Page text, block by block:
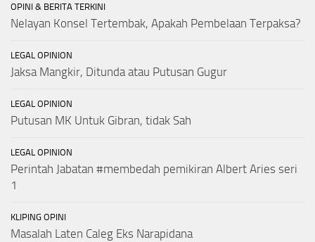
OPINI & BERITA TERKINI
Nelayan Konsel Tertembak, Apakah Pembelaan Terpaksa?
LEGAL OPINION
Jaksa Mangkir, Ditunda atau Putusan Gugur
LEGAL OPINION
Putusan MK Untuk Gibran, tidak Sah
LEGAL OPINION
Perintah Jabatan #membedah pemikiran Albert Aries seri
1
KLIPING OPINI
Masalah Laten Caleg Eks Narapidana